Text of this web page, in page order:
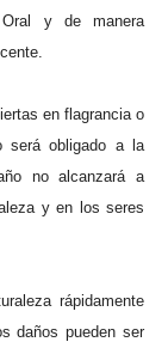
y de manera
en flagrancia o
será obligado a la
no alcanzará a
y en los seres
rápidamente
daños pueden ser